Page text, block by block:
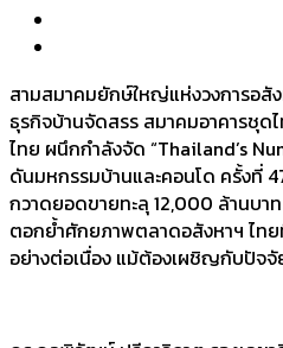
สามสมาคมยักษ์ใหญ่แห่งวงการอสั
ธุรกิจบ้านจัดสรร สมาคมอาคารชุด
ไทย ผนึกกำลังจัด “Thailand’s
ดันมหกรรมบ้านและคอนโด ครั้งที่
กวาดยอดขายทะลุ 12,000 ล้านบ
ตอกย้ำศักยภาพตลาดอสังหาฯ ไทย
อย่างต่อเนื่อง แม้ต้องเผชิญกับปัจจั